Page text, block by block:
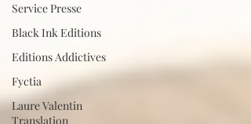
Service Presse
Black Ink Editions
Editions Addictives
Fyctia
Laure Valentin
Translation